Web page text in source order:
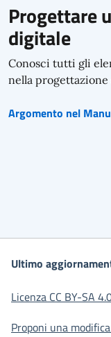
Progettare
digitale
Conosci tutti gli
nella
Argomento nel
Progettare un servizio
Ultimo
Licenza CC BY-SA
Proponi una